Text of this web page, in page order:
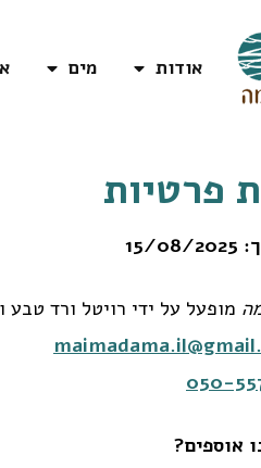
אודות מים
פרטיות
מופעל על ידי רויטל ורד טבע
050-
אוספים?